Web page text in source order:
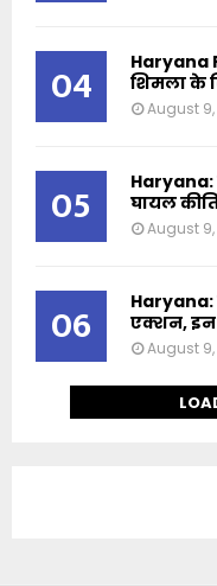
04
Haryana
शिमला के
August
05
Haryana:
घायल
August
06
Haryana:
एक्शन, इन
August